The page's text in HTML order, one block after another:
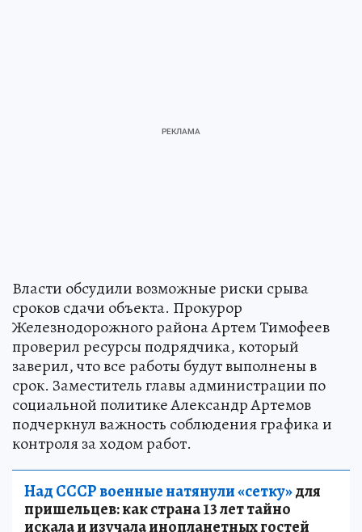
Власти обсудили возможные риски срыва
сроков сдачи объекта. Прокурор
Железнодорожного района Артем Тимофеев
проверил ресурсы подрядчика, который
заверил, что все работы будут выполнены в
срок. Заместитель главы администрации по
социальной политике Александр Артемов
подчеркнул важность соблюдения графика и
контроля за ходом работ.
Над СССР военные натянули «сетку»для
пришельцев: как страна 13 лет тайно
искала и изучала инопланетных гостей